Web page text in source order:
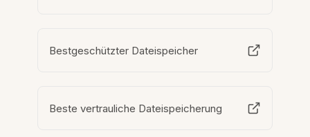
Bestgeschützter Dateispeicher
Beste vertrauliche Dateispeicherung